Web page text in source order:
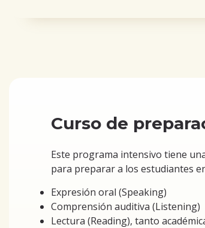
Curso de
Este programa intensivo tiene
para preparar a los estudiantes
Expresión oral (Speaking)
Comprensión auditiva (Listening)
Lectura (Reading), tanto